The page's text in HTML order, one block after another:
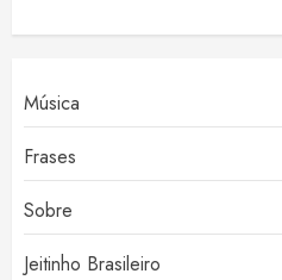
Música
Frases
Sobre
Jeitinho Brasileiro